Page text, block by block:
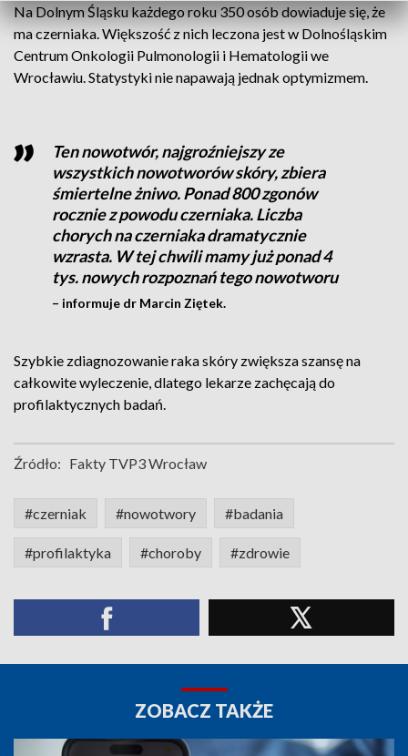
Na Dolnym Śląsku każdego roku 350 osób dowiaduje się, że
ma czerniaka. Większość z nich leczona jest w Dolnośląskim
Centrum Onkologii Pulmonologii i Hematologii we
Wrocławiu. Statystyki nie napawają jednak optymizmem.
Ten nowotwór, najgroźniejszy ze
wszystkich nowotworów skóry, zbiera
śmiertelne żniwo. Ponad 800 zgonów
rocznie z powodu czerniaka. Liczba
chorych na czerniaka dramatycznie
wzrasta. W tej chwili mamy już ponad 4
tys. nowych rozpoznań tego nowotworu
– informuje dr Marcin Ziętek.
Szybkie zdiagnozowanie raka skóry zwiększa szansę na
całkowite wyleczenie, dlatego lekarze zachęcają do
profilaktycznych badań.
Źródło: Fakty TVP3 Wrocław
#czerniak #nowotwory #badania
#profilaktyka #choroby #zdrowie
ZOBACZ TAKŻE